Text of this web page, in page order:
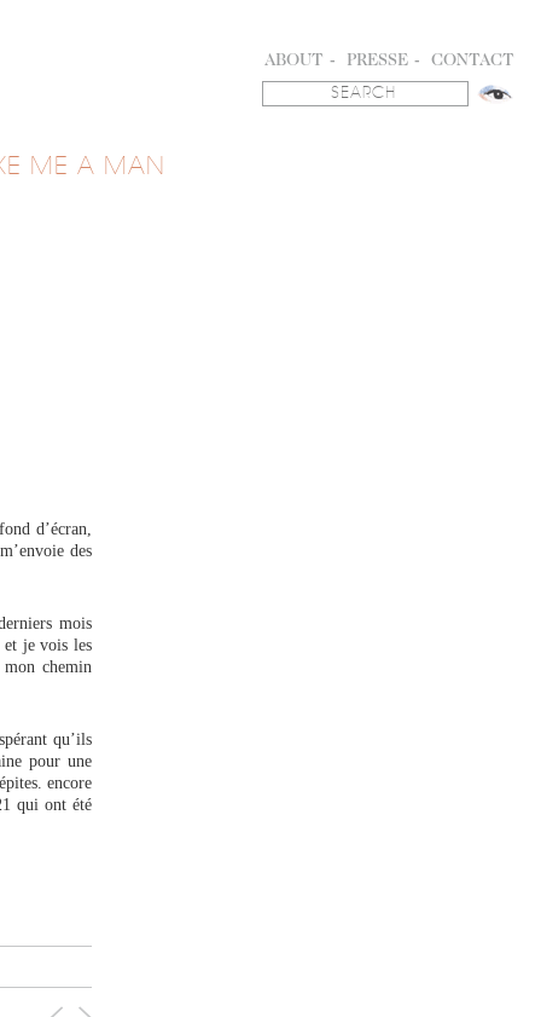
ME A MAN
ABOUT PRESSE CONTACT
d’écran,
des
mois
et je vois les
mon chemin
qu’ils
pour une
encore
qui ont été